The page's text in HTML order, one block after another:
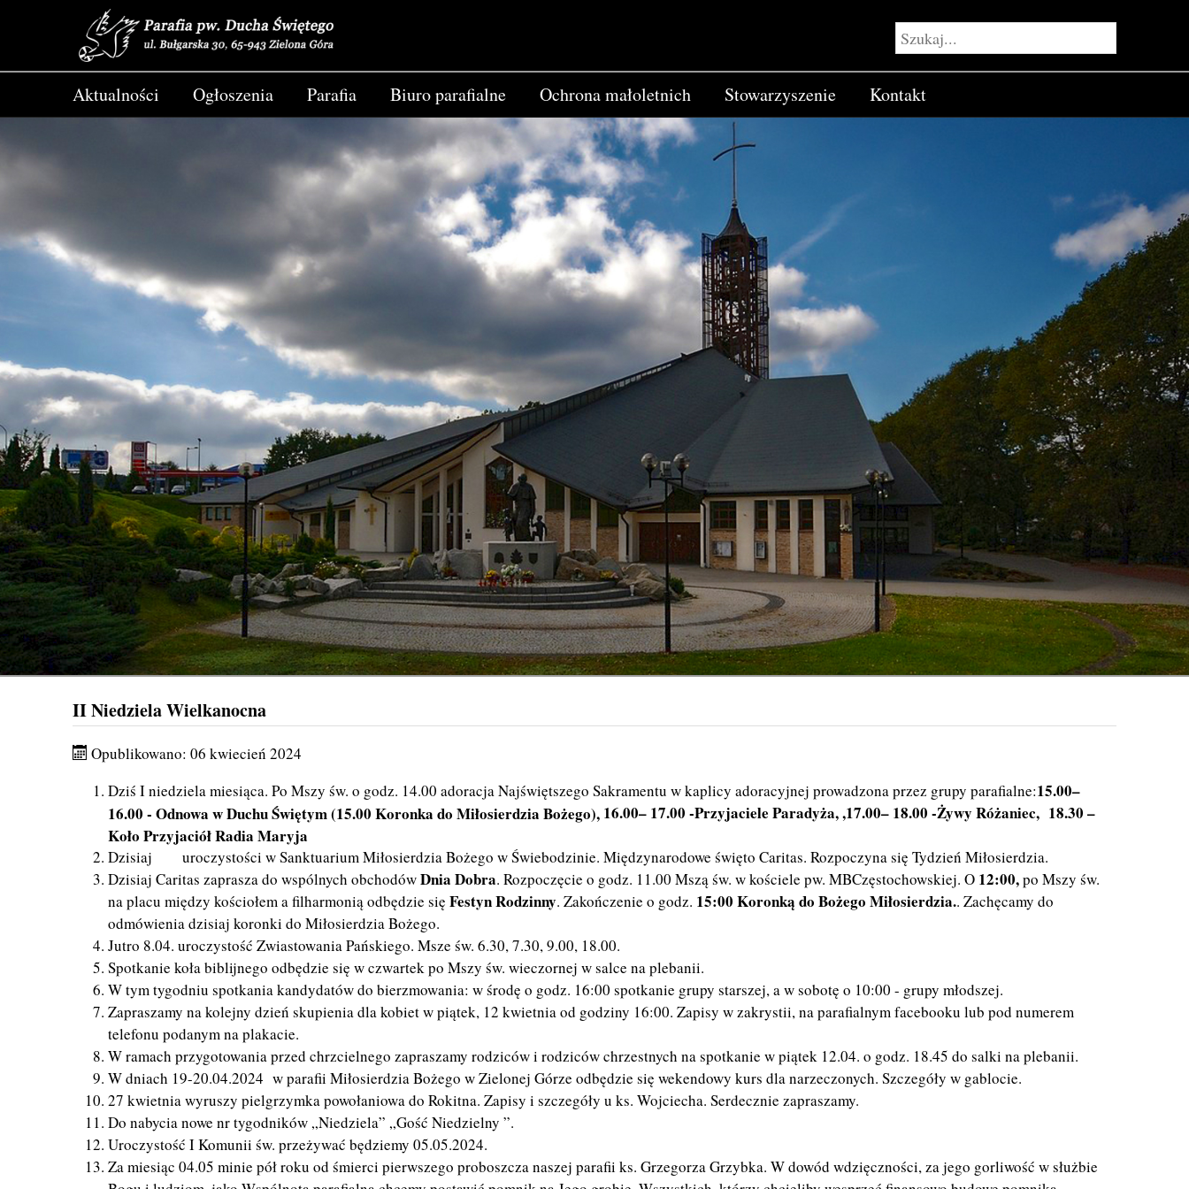
Aktualności Ogłoszenia Parafia Biuro parafialne Ochrona małoletnich Stowarzyszenie Kontakt
II Niedziela Wielkanocna
Opublikowano: 06 kwiecień 2024
Dziś I niedziela miesiąca. Po Mszy św. o godz. 14.00 adoracja Najświętszego Sakramentu w kaplicy adoracyjnej prowadzona przez grupy parafialne:15.00–
16.00 - Odnowa w Duchu Świętym (15.00 Koronka do Miłosierdzia Bożego), 16.00– 17.00 -Przyjaciele Paradyża, ,17.00– 18.00 -Żywy Różaniec, 18.30 –
Koło Przyjaciół Radia Maryja
Dzisiaj uroczystości w Sanktuarium Miłosierdzia Bożego w Świebodzinie. Międzynarodowe święto Caritas. Rozpoczyna się Tydzień Miłosierdzia.
Dzisiaj Caritas zaprasza do wspólnych obchodówDnia Dobra. Rozpoczęcie o godz. 11.00 Mszą św. w kościele pw. MBCzęstochowskiej. O 12:00,po Mszy św.
na placu między kościołem a filharmonią odbędzie się Festyn Rodzinny. Zakończenie o godz. 15:00 Koronką do Bożego Miłosierdzia.. Zachęcamy do
odmówienia dzisiaj koronki do Miłosierdzia Bożego.
Jutro 8.04. uroczystość Zwiastowania Pańskiego. Msze św. 6.30, 7.30, 9.00, 18.00.
Spotkanie koła biblijnego odbędzie się w czwartek po Mszy św. wieczornej w salce na plebanii.
W tym tygodniu spotkania kandydatów do bierzmowania: w środę o godz. 16:00 spotkanie grupy starszej, a w sobotę o 10:00 - grupy młodszej.
Zapraszamy na kolejny dzień skupienia dla kobiet w piątek, 12 kwietnia od godziny 16:00. Zapisy w zakrystii, na parafialnym facebooku lub pod numerem
telefonu podanym na plakacie.
W ramach przygotowania przed chrzcielnego zapraszamy rodziców i rodziców chrzestnych na spotkanie w piątek 12.04. o godz. 18.45 do salki na plebanii.
W dniach 19-20.04.2024 w parafii Miłosierdzia Bożego w Zielonej Górze odbędzie się wekendowy kurs dla narzeczonych. Szczegóły w gablocie.
27 kwietnia wyruszy pielgrzymka powołaniowa do Rokitna. Zapisy i szczegóły u ks. Wojciecha. Serdecznie zapraszamy.
Do nabycia nowe nr tygodników „Niedziela” „Gość Niedzielny ”.
Uroczystość I Komunii św. przeżywać będziemy 05.05.2024.
Za miesiąc 04.05 minie pół roku od śmierci pierwszego proboszcza naszej parafii ks. Grzegorza Grzybka. W dowód wdzięczności, za jego gorliwość w służbie